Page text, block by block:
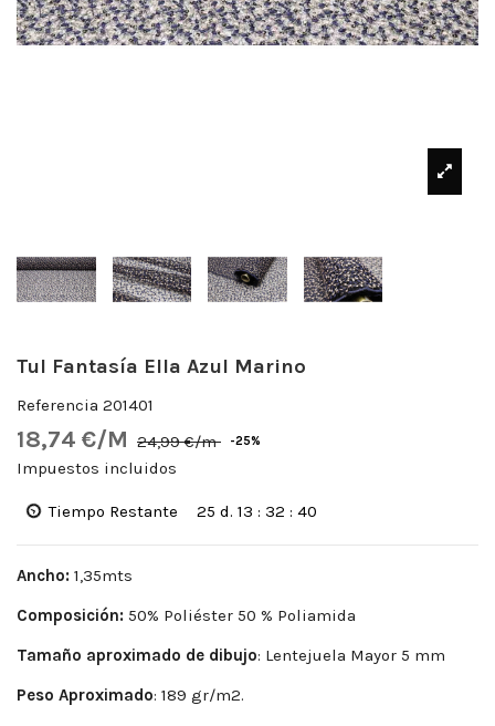
Tul Fantasía Ella Azul Marino
Referencia 201401
18,74 €/M 24,99 €/m -25%
Impuestos incluidos
Tiempo Restante 25 d. 13 : 32 : 39
Ancho: 1,35mts
Composición: 50% Poliéster 50 % Poliamida
Tamaño aproximado de dibujo: Lentejuela Mayor 5 mm
Peso Aproximado: 189 gr/m2.